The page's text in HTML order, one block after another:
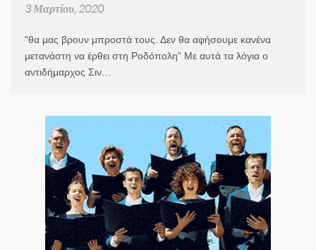
3 Μαρτίου, 2020
“θα μας βρουν μπροστά τους. Δεν θα αφήσουμε κανένα
μετανάστη να έρθει στη Ροδόπολη” Με αυτά τα λόγια ο
αντιδήμαρχος Σιν…